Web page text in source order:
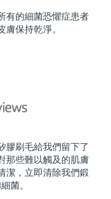
有的細菌恐懼症患者
保持乾淨。
膠刷毛給我們留下了
那些難以觸及的肌膚
潔，立即清除我們鍛
菌。